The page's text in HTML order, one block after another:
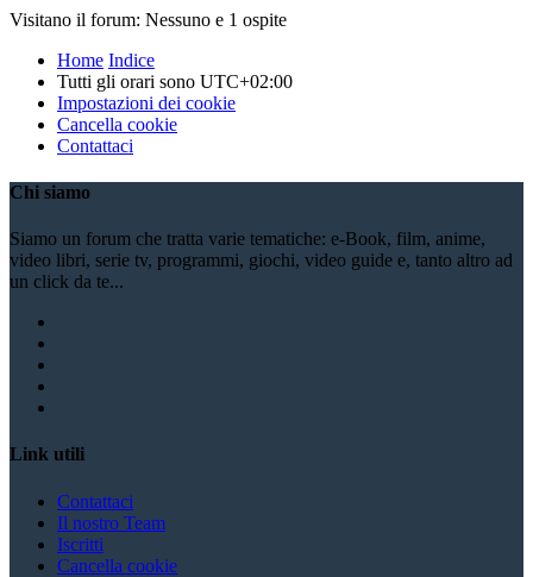
Visitano il forum: Nessuno e 1 ospite
Home Indice
Tutti gli orari sono UTC+02:00
Impostazioni dei cookie
Cancella cookie
Contattaci
Chi siamo
Siamo un forum che tratta varie tematiche: e-Book, film, anime,
video libri, serie tv, programmi, giochi, video guide e, tanto altro ad
un click da te...
Link utili
Contattaci
Il nostro Team
Iscritti
Cancella cookie